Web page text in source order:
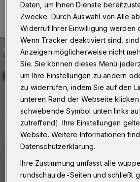
Daten, um Ihnen Dienste
Zwecke. Durch Auswahl von Alle
Widerruf Ihrer Einwilligung werden
Wenn Tracker deaktiviert sind,
Anzeigen möglicherweise nicht
Sie. Sie können dieses Menü
um Ihre Einstellungen zu ändern
zu widerrufen, indem Sie auf den
unteren Rand der Webseite
schwebende Symbol unten links
zutreffend]. Ihre Einstellungen
Website. Weitere Informationen
Datenschutzerklärung.
Ihre Zustimmung umfasst alle
rundschau.de-Seiten und schließt